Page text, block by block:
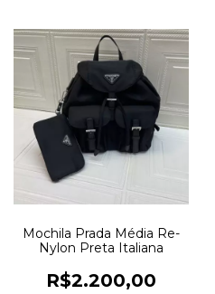
Mochila Prada Média Re-
Nylon Preta Italiana
R$2.200,00